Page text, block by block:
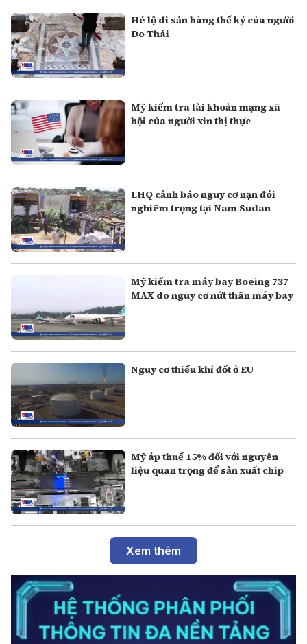
Hé lộ di sản hàng thế kỷ của người
Do Thái
Mỹ kiểm tra tài khoản mạng xã
hội của người xin thị thực
LHQ cảnh báo nguy cơ nạn đói
nghiêm trọng tại Nam Sudan
Mỹ kiểm tra máy bay Boeing 737
MAX do nguy cơ nứt thân máy bay
Nguy cơ thiếu khí đốt ở EU
Mỹ áp thuế 15% đối với nguyên
liệu quan trọng để sản xuất chip
Xem thêm